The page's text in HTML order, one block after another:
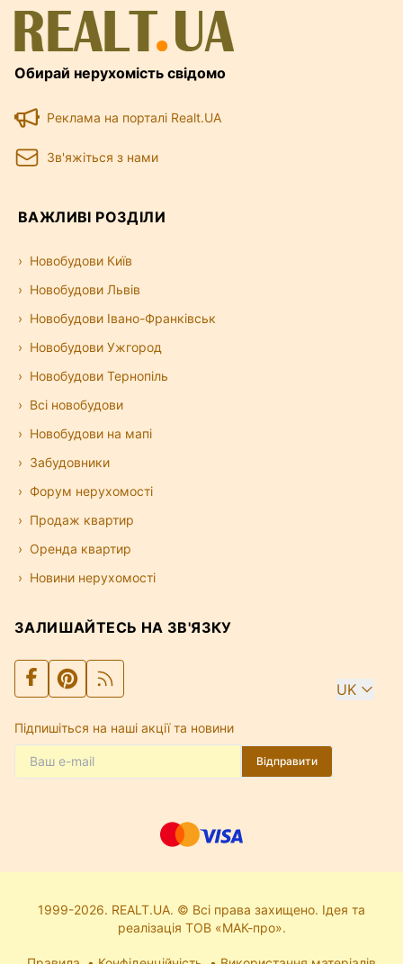
Обирай нерухомість свідомо
Реклама на порталі Realt.UA
Зв'яжіться з нами
ВАЖЛИВІ РОЗДІЛИ
Новобудови Київ
Новобудови Львів
Новобудови Івано-Франківськ
Новобудови Ужгород
Новобудови Тернопіль
Всі новобудови
Новобудови на мапі
Забудовники
Форум нерухомості
Продаж квартир
Оренда квартир
Новини нерухомості
ЗАЛИШАЙТЕСЬ НА ЗВ'ЯЗКУ
UK
Підпишіться на наші акції та новини
Відправити
1999-2026. REALT.UA. © Всі права захищено. Ідея та
реалізація ТОВ «МАК-про».